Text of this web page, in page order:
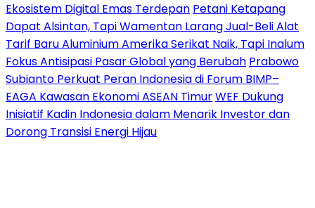
Ekosistem Digital Emas Terdepan Petani Ketapang
Dapat Alsintan, Tapi Wamentan Larang Jual-Beli Alat
Tarif Baru Aluminium Amerika Serikat Naik, Tapi Inalum
Fokus Antisipasi Pasar Global yang Berubah Prabowo
Subianto Perkuat Peran Indonesia di Forum BIMP–
EAGA Kawasan Ekonomi ASEAN TimurWEF Dukung
Inisiatif Kadin Indonesia dalam Menarik Investor dan
Dorong Transisi Energi Hijau